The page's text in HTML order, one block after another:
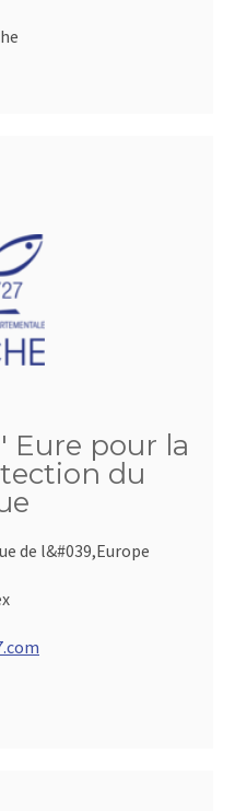
Eure pour la
du
de l&#039,Europe